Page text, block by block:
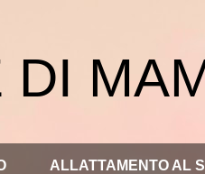
DI
ALLATTAMENTO AL